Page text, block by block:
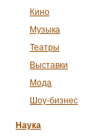
Кино
Музыка
Театры
Выставки
Мода
Шоу-бизнес
Наука